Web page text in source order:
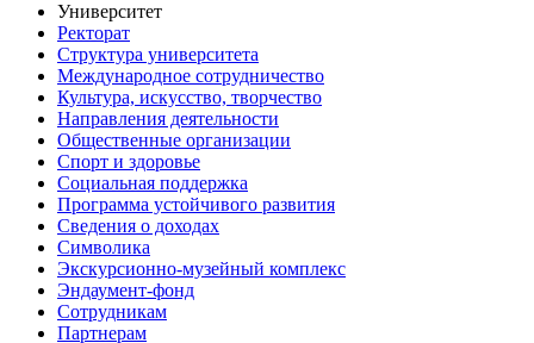
Университет
Ректорат
Структура университета
Международное сотрудничество
Культура, искусство, творчество
Направления деятельности
Общественные организации
Спорт и здоровье
Социальная поддержка
Программа устойчивого развития
Сведения о доходах
Символика
Экскурсионно-музейный комплекс
Эндаумент-фонд
Сотрудникам
Партнерам